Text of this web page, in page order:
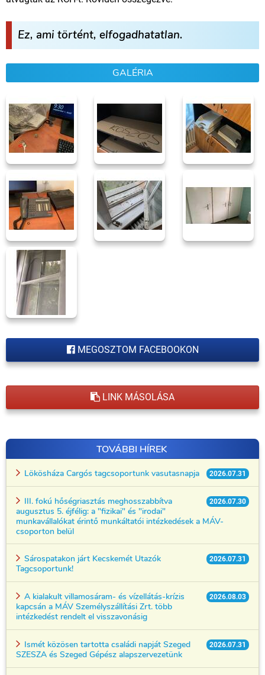
Ez, ami történt, elfogadhatatlan.
GALÉRIA
MEGOSZTOM FACEBOOKON
LINK MÁSOLÁSA
TOVÁBBI HÍREK
2026.07.31
Lökösháza Cargós tagcsoportunk vasutasnapja
2026.07.30
III. fokú hőségriasztás meghosszabbítva
augusztus 5. éjfélig: a "fizikai" és "irodai"
munkavállalókat érintő munkáltatói intézkedések a MÁV-
csoporton belül
2026.07.31
Sárospatakon járt Kecskemét Utazók
Tagcsoportunk!
2026.08.03
A kialakult villamosáram- és vízellátás-krízis
kapcsán a MÁV Személyszállítási Zrt. több
intézkedést rendelt el visszavonásig
2026.07.31
Ismét közösen tartotta családi napját Szeged
SZESZA és Szeged Gépész alapszervezetünk